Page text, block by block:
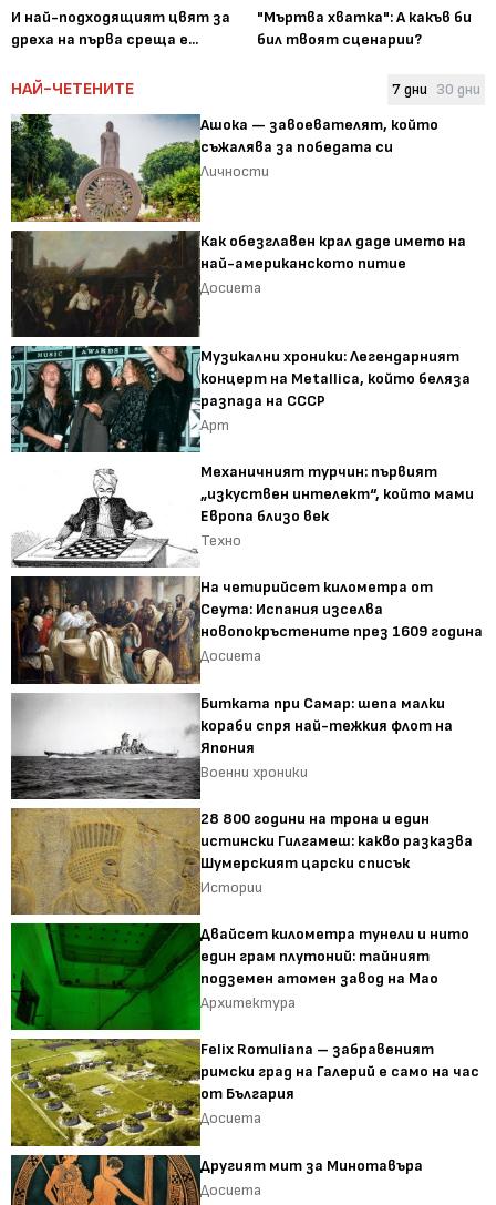
И най-подходящият цвят за
дреха на първа среща е...
"Мъртва хватка": А какъв би
бил твоят сценарии?
НАЙ-ЧЕТЕНИТЕ 7 дни 30 дни
Ашока — завоевателят, който
съжалява за победата си
Личности
Как обезглавен крал даде името на
най-американското питие
Досиета
Музикални хроники: Легендарният
концерт на Metallica, който беляза
разпада на СССР
Арт
Механичният турчин: първият
„изкуствен интелект“, който мами
Европа близо век
Техно
На четирийсет километра от
Сеута: Испания изселва
новопокръстените през 1609 година
Досиета
Битката при Самар: шепа малки
кораби спря най-тежкия флот на
Япония
Военни хроники
28 800 години на трона и един
истински Гилгамеш: какво разказва
Шумерският царски списък
Истории
Двайсет километра тунели и нито
един грам плутоний: тайният
подземен атомен завод на Мао
Архитектура
Felix Romuliana – забравеният
римски град на Галерий е само на час
от България
Досиета
Другият мит за Минотавъра
Досиета